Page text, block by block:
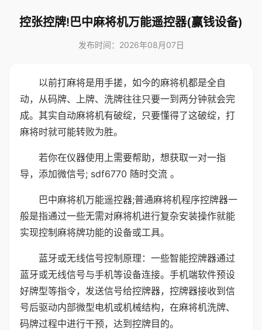
控张控牌!巴中麻将机万能遥控器(赢钱设备)
发布时间：2026年08月07日
以前打麻将是用手搓，如今的麻将机都是全自
动，从码牌、上牌、洗牌往往只要一到两分钟就会完
成。其实自动麻将机有破绽，只要懂得了这破绽，打
麻将时就可能转败为胜。
若你在仪器使用上需要帮助，想获取一对一指
导，添加微信号; sdf6770 随时交流 。
巴中麻将机万能遥控器;普通麻将机程序控牌器一
般是指通过一些无需对麻将机进行复杂安装操作就能
实现控制麻将牌功能的设备或工具。
蓝牙或无线信号控制原理：一些智能控牌器通过
蓝牙或无线信号与手机等设备连接。手机端软件预设
好牌型等指令，发送信号给控牌器，控牌器接收到信
号后驱动内部微型电机或机械结构，在麻将机洗牌、
码牌过程中进行干预，达到控牌目的。